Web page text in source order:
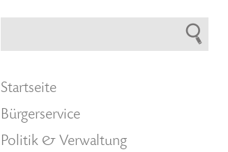
Startseite
Bürgerservice
Politik & Verwaltung